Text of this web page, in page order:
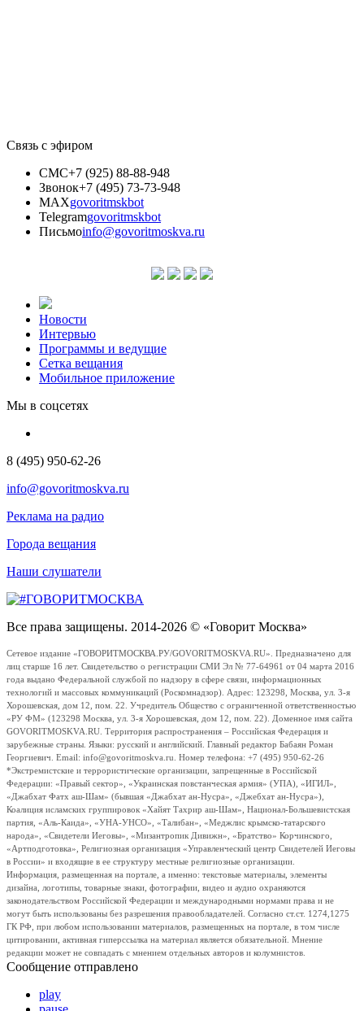
Связь с эфиром
СМС+7 (925) 88-88-948
Звонок+7 (495) 73-73-948
MAXgovoritmskbot
Telegramgovoritmskbot
Письмоinfo@govoritmoskva.ru
Новости
Интервью
Программы и ведущие
Сетка вещания
Мобильное приложение
Мы в соцсетях
8 (495) 950-62-26
info@govoritmoskva.ru
Реклама на радио
Города вещания
Наши слушатели
Все права защищены. 2014-2026 © «Говорит Москва»
Сетевое издание «ГОВОРИТМОСКВА.РУ/GOVORITMOSKVA.RU». Предназначено для
лиц старше 16 лет. Свидетельство о регистрации СМИ Эл № 77-64961 от 04 марта 2016
года выдано Федеральной службой по надзору в сфере связи, информационных
технологий и массовых коммуникаций (Роскомнадзор). Адрес: 123298, Москва, ул. 3-я
Хорошевская, дом 12, пом. 22. Учредитель Общество с ограниченной ответственностью
«РУ ФМ» (123298 Москва, ул. 3-я Хорошевская, дом 12, пом. 22). Доменное имя сайта
GOVORITMOSKVA.RU. Территория распространения – Российская Федерация и
зарубежные страны. Языки: русский и английский. Главный редактор Бабаян Роман
Георгиевич. Email: info@govoritmoskva.ru. Номер телефона: +7 (495) 950-62-26
*Экстремистские и террористические организации, запрещенные в Российской
Федерации: «Правый сектор», «Украинская повстанческая армия» (УПА), «ИГИЛ»,
«Джабхат Фатх аш-Шам» (бывшая «Джабхат ан-Нусра», «Джебхат ан-Нусра»),
Коалиция исламских группировок «Хайят Тахрир аш-Шам», Национал-Большевистская
партия, «Аль-Каида», «УНА-УНСО», «Талибан», «Меджлис крымско-татарского
народа», «Свидетели Иеговы», «Мизантропик Дивижн», «Братство» Корчинского,
«Артподготовка», Религиозная организация «Управленческий центр Свидетелей Иеговы
в России» и входящие в ее структуру местные религиозные организации.
Информация, размещенная на портале, а именно: текстовые материалы, элементы
дизайна, логотипы, товарные знаки, фотографии, видео и аудио охраняются
законодательством Российской Федерации и международными нормами права и не
могут быть использованы без разрешения правообладателей. Согласно ст.ст. 1274,1275
ГК РФ, при любом использовании материалов, размещенных на портале, в том числе
цитировании, активная гиперссылка на материал является обязательной. Мнение
редакции может не совпадать с мнением отдельных авторов и колумнистов.
Сообщение отправлено
play